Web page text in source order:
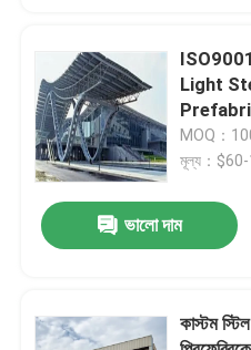
যোগাযোগ করুন
খবর
মামলা
স্পেস ফ্রেম ট্রাস
Light
15-21
Q235/
MOQ：
মূল্য：
ভালো দাম
কাস্টম